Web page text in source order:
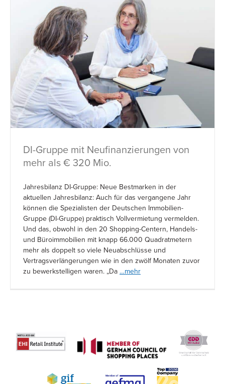
DI-Gruppe mit Neufinanzierungen von
mehr als € 320 Mio.
Jahresbilanz DI-Gruppe: Neue Bestmarken in der
aktuellen Jahresbilanz: Auch für das vergangene Jahr
können die Spezialisten der Deutschen Immobilien-
Gruppe (DI-Gruppe) praktisch Vollvermietung vermelden.
Und das, obwohl in den 20 Shopping-Centern, Handels-
und Büroimmobilien mit knapp 66.000 Quadratmetern
mehr als doppelt so viele Neuabschlüsse und
Vertragsverlängerungen wie in den zwölf Monaten zuvor
zu bewerkstelligen waren. „Da …mehr